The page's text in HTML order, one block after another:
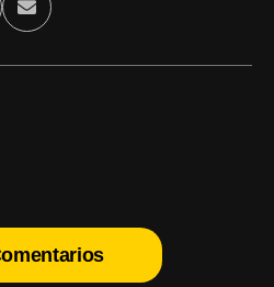
Enviar
por